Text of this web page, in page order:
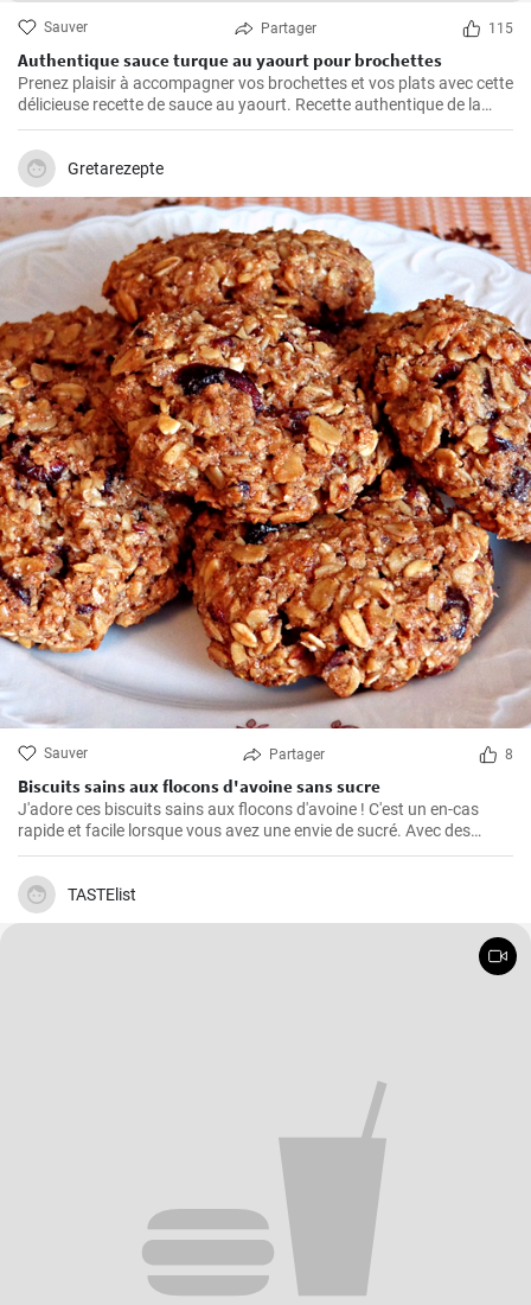
Sauver Partager 115
Authentique sauce turque au yaourt pour brochettes
Prenez plaisir à accompagner vos brochettes et vos plats avec cette
délicieuse recette de sauce au yaourt. Recette authentique de la
cuisine turque.
Gretarezepte
Sauver Partager 8
Biscuits sains aux flocons d'avoine sans sucre
J'adore ces biscuits sains aux flocons d'avoine ! C'est un en-cas
rapide et facile lorsque vous avez une envie de sucré. Avec des
ingrédients naturels et sans sucre, ils ont un goût merveilleux. Grâce
à mon expérience personnelle avec cette recette, j'ai trouvé quelques
conseils et astuces utiles pour les rendre parfaits.
TASTElist